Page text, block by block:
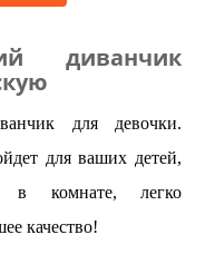
диванчик
для девочки.
для ваших детей,
в комнате, легко
качество!